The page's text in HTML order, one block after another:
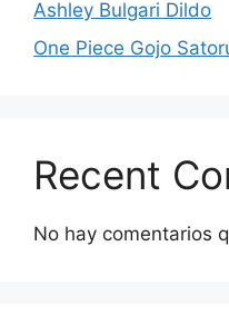
Ashley Bulgari Dildo
One Piece Gojo
Recent
No hay comentarios